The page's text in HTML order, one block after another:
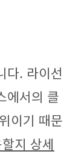
다. 라이선
에서의 클
이기 때문
지 상세